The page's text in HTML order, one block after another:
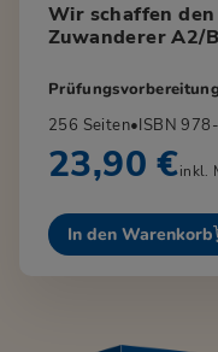
Wir schaffen den
Zuwanderer A2/
256 Seiten•ISBN
23,90 €inkl.
In den Warenkorb